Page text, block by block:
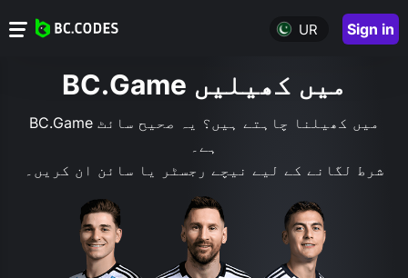
UR Sign in
BC.Game میں کھیلیں
BC.Game میں کھیلنا چاہتے ہیں؟ یہ صحیح سائٹ
ہے۔
شرط لگانے کے لیے نیچے رجسٹر یا سائن ان کریں۔